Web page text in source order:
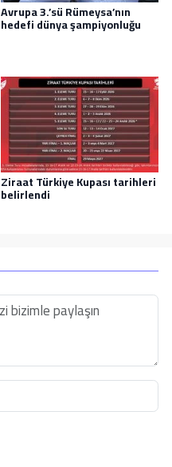
Avrupa 3.’sü Rümeysa’nın
hedefi dünya şampiyonluğu
Ziraat Türkiye Kupası tarihleri
belirlendi